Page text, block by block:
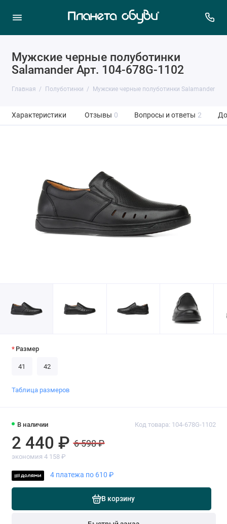
Мужские черные полуботинки
Salamander Арт. 104-678G-1102
Главная Полуботинки Мужские черные полуботинки Salamander
Характеристики Отзывы 0 Вопросы и ответы 2
В наличии Код товара: 104-678G-1102
2 440 ₽ 6 598 ₽
экономия 4 158 ₽
4 платежа по 610 ₽
В корзину
Размер
41 42
Таблица размеров